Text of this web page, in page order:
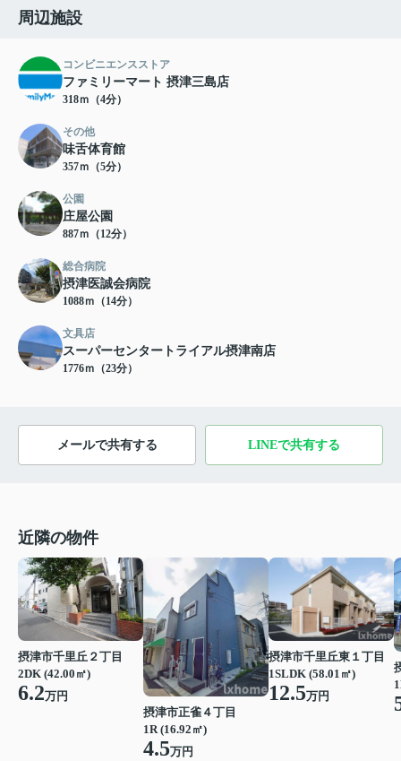
周辺施設
コンビニエンスストア
ファミリーマート 摂津三島店
318ｍ（4分）
その他
味舌体育館
357ｍ（5分）
公園
庄屋公園
887ｍ（12分）
総合病院
摂津医誠会病院
1088ｍ（14分）
文具店
スーパーセンタートライアル摂津南店
1776ｍ（23分）
メールで共有する LINEで共有する
近隣の物件
摂津市千里丘２丁目
2DK (42.00㎡)
6.2万円
摂津市正雀４丁目
1R (16.92㎡)
4.5万円
摂津市千里丘東１丁目
1SLDK (58.01㎡)
12.5万円